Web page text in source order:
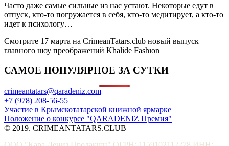
Часто даже самые сильные из нас устают. Некоторые едут в
отпуск, кто-то погружается в себя, кто-то медитирует, а кто-то
идет к психологу…
Смотрите 17 марта на CrimeanTatars.club новый выпуск
главного шоу преображений Khalide Fashıon
САМОЕ ПОПУЛЯРНОЕ ЗА СУТКИ
crimeantatars@qaradeniz.com
+7 (978) 208-56-55
Участие в Крымскотатарской книжной ярмарке
Положение о конкурсе "QARADENIZ Премия"
© 2019. CRIMEANTATARS.CLUB